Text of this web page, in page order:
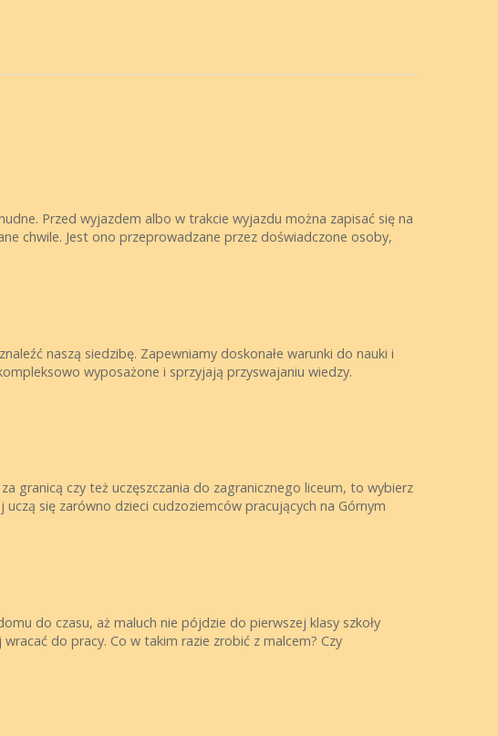
Przed wyjazdem albo w trakcie wyjazdu można zapisać się na
chwile. Jest ono przeprowadzane przez doświadczone osoby,
naszą siedzibę. Zapewniamy doskonałe warunki do nauki i
wyposażone i sprzyjają przyswajaniu wiedzy.
granicą czy też uczęszczania do zagranicznego liceum, to wybierz
się zarówno dzieci cudzoziemców pracujących na Górnym
do czasu, aż maluch nie pójdzie do pierwszej klasy szkoły
do pracy. Co w takim razie zrobić z malcem? Czy